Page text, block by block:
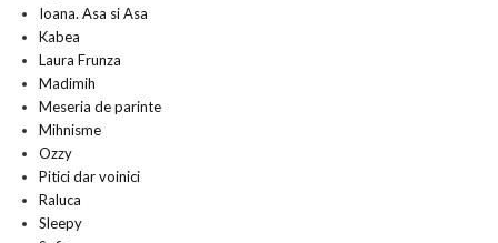
Ioana. Asa si Asa
Kabea
Laura Frunza
Madimih
Meseria de parinte
Mihnisme
Ozzy
Pitici dar voinici
Raluca
Sleepy